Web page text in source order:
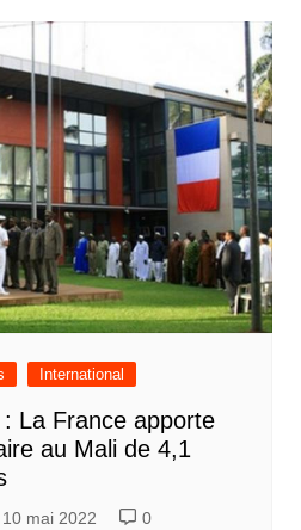
International
La France apporte
au Mali de 4,1
10 mai 2022 0